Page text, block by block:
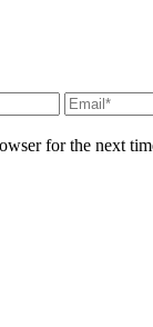
for the next